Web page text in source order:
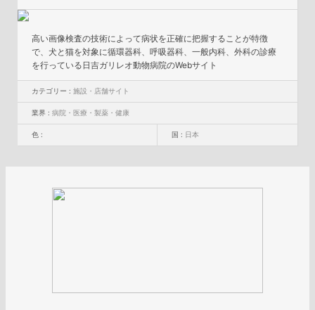
高い画像検査の技術によって病状を正確に把握することが特徴
で、犬と猫を対象に循環器科、呼吸器科、一般内科、外科の診療
を行っている日吉ガリレオ動物病院のWebサイト
カテゴリー :施設・店舗サイト
業界 :病院・医療・製薬・健康
色 : 国 : 日本